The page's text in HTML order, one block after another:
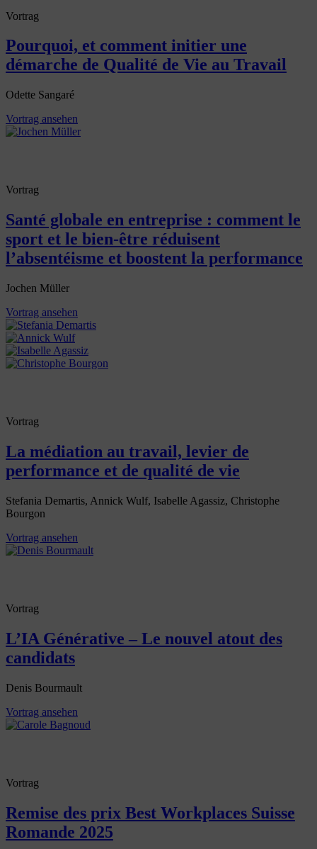
Vortrag
Pourquoi, et comment initier une
démarche de Qualité de Vie au Travail
Odette Sangaré
Vortrag ansehen
Vortrag
Santé globale en entreprise : comment le
sport et le bien-être réduisent
l’absentéisme et boostent la performance
Jochen Müller
Vortrag ansehen
Vortrag
La médiation au travail, levier de
performance et de qualité de vie
Stefania Demartis, Annick Wulf, Isabelle Agassiz, Christophe
Bourgon
Vortrag ansehen
Vortrag
L’IA Générative – Le nouvel atout des
candidats
Denis Bourmault
Vortrag ansehen
Vortrag
Remise des prix Best Workplaces Suisse
Romande 2025